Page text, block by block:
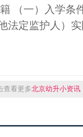
（一）入学条
法定监护人）
查看更多北京幼升小资讯